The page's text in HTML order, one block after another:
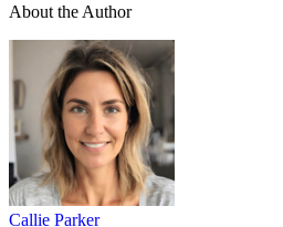
About the Author
Callie Parker